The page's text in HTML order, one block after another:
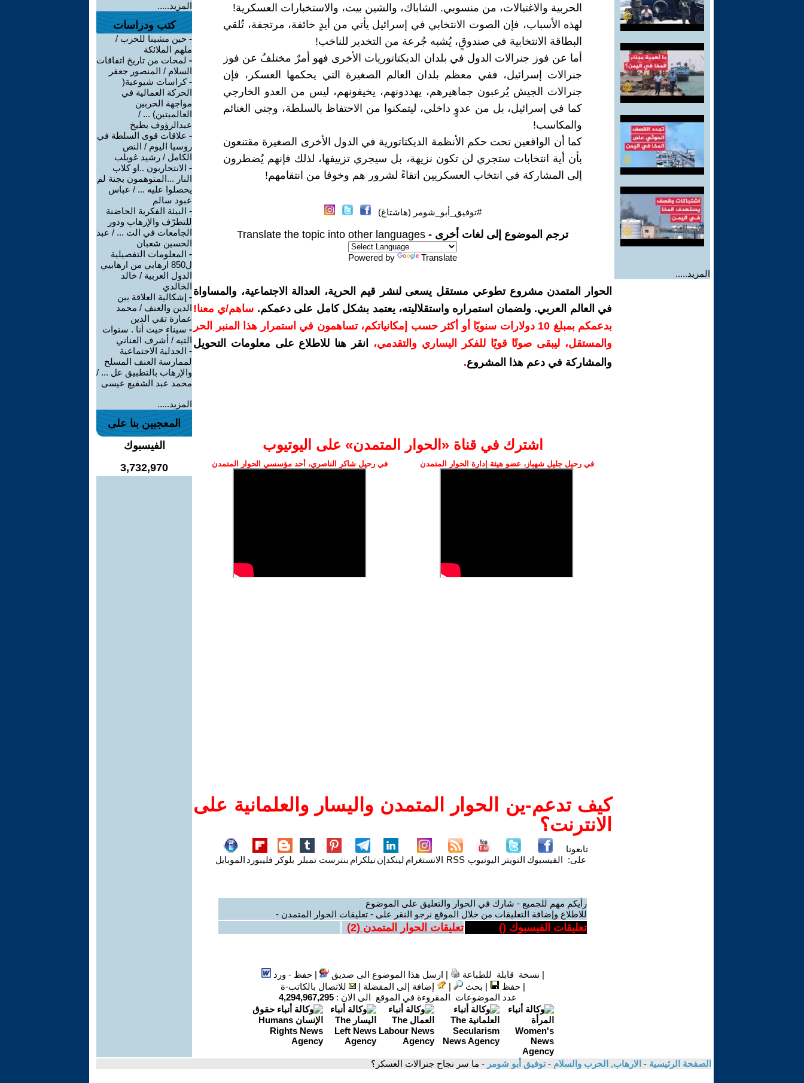
المزيد.....
الحربية والاغتيالات، من منسوبي. الشاباك، والشين بيت، والاستخبارات العسكرية!
لهذه الأسباب، فإن الصوت الانتخابي في إسرائيل يأتي من أيدٍ خائفة، مرتجفة، تُلقي
البطاقة الانتخابية في صندوقٍ، يُشبه جُرعة من التخدير للناخب!
أما عن فوز جنرالات الدول في بلدان الديكتاتوريات الأخرى فهو أمرٌ مختلفٌ عن فوز
جنرالات إسرائيل، ففي معظم بلدان العالم الصغيرة التي يحكمها العسكر، فإن
جنرالات الجيش يُرعبون جماهيرهم، يهددونهم، يخيفونهم، ليس من العدو الخارجي
كما في إسرائيل، بل من عدوٍ داخلي، ليتمكنوا من الاحتفاظ بالسلطة، وجني الغنائم
والمكاسب!
كما أن الواقعين تحت حكم الأنظمة الديكتاتورية في الدول الأخرى الصغيرة مقتنعون
بأن أية انتخابات ستجري لن تكون نزيهة، بل سيجري تزييفها، لذلك فإنهم يُضطرون
إلى المشاركة في انتخاب العسكريين اتقاءً لشرور هم وخوفا من انتقامهم!
#توفيق_أبو_شومر (هاشتاغ)
ترجم الموضوع إلى لغات أخرى - Translate the topic into other languages
Powered by Translate
الحوار المتمدن مشروع تطوعي مستقل يسعى لنشر قيم الحرية، العدالة الاجتماعية، والمساواة
في العالم العربي. ولضمان استمراره واستقلاليته، يعتمد بشكل كامل على دعمكم. ساهم/ي معنا!
بدعمكم بمبلغ 10 دولارات سنويًا أو أكثر حسب إمكانياتكم، تساهمون في استمرار هذا المنبر الحر
والمستقل، ليبقى صوتًا قويًا للفكر اليساري والتقدمي،
انقر هنا للاطلاع على معلومات التحويل
والمشاركة في دعم هذا المشروع.
اشترك في قناة ‫«الحوار المتمدن» على اليوتيوب
في رحيل جليل شهباز، عضو هيئة إدارة الحوار المتمدن في رحيل شاكر الناصري، أحد مؤسسي الحوار المتمدن
كيف تدعم-ين الحوار المتمدن واليسار والعلمانية على
الانترنت؟
تابعونا
على: الفيسبوك التويتر اليوتيوب RSS الانستغرام لينكدإنتيلكرام بنترست تمبلر بلوكر فليبورد الموبايل
رأيكم مهم للجميع - شارك في الحوار والتعليق على الموضوع
للاطلاع وإضافة التعليقات من خلال الموقع نرجو النقر على - تعليقات الحوار المتمدن -
تعليقات الفيسبوك () تعليقات الحوار المتمدن (2
)
| نسخة قابلة للطباعة | ارسل هذا الموضوع الى صديق |حفظ - ورد
|حفظ | بحث | إضافة إلى المفضلة |
للاتصال بالكاتب-ة
عدد الموضوعات المقروءة في الموقع الى الان : 4,294,967,295
المزيد.....
كتب ودراسات
- حين مشينا للحرب /
ملهم الملائكة
- لمحات من تاريخ اتفاقات
السلام / المنصور جعفر
-كراسات شيوعية(
الحركة العمالية في
مواجهة الحربين
العالميتين) ... /
عبدالرؤوف بطيخ
- علاقات قوى السلطة في
روسيا اليوم / النص
الكامل / رشيد غويلب
- الانتحاريون ..او كلاب
النار ...المتوهمون بجنة لم
يحصلوا عليه ... / عباس
عبود سالم
- البيئة الفكرية الحاضنة
للتطرّف والإرهاب ودور
الجامعات في الت ... / عبد
الحسين شعبان
- المعلومات التفصيلية
ل850 ارهابي من ارهابيي
الدول العربية / خالد
الخالدي
- إشكالية العلاقة بين
الدين والعنف / محمد
عمارة تقي الدين
- سيناء حيث أنا . سنوات
التيه / أشرف العناني
- الجدلية الاجتماعية
لممارسة العنف المسلح
والإرهاب بالتطبيق عل ... /
محمد عبد الشفيع عيسى
المزيد.....
المعجبين بنا على
الفيسبوك
3,732,970
الصفحة الرئيسية - الارهاب, الحرب والسلام -توفيق أبو شومر - ما سر نجاح جنرالات العسكر؟